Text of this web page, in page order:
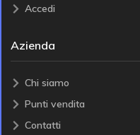
Accedi
Azienda
Chi siamo
Punti vendita
Contatti